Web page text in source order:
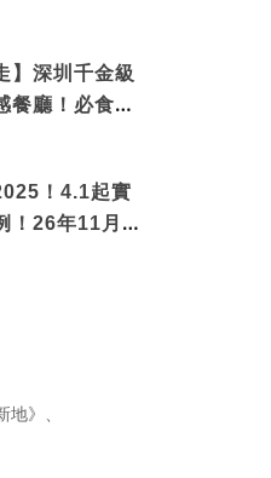
】深圳千金級
餐廳！必食失
！4.1起實
！26年11月
地》